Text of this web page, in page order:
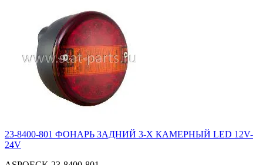
23-8400-801 ФОНАРЬ ЗАДНИЙ 3-Х КАМЕРНЫЙ LED 12V-
24V